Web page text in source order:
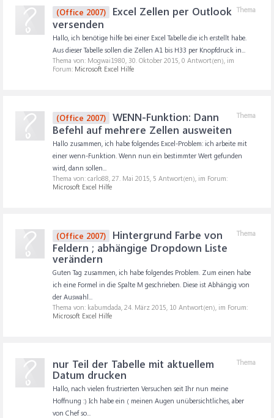
Thema
(Office 2007)
Excel Zellen per Outlook
versenden
Hallo, ich benötige hilfe bei einer Excel Tabelle die ich erstellt habe.
Aus dieser Tabelle sollen die Zellen A1 bis H33 per Knopfdruck in...
Thema von: Mogwai1980, 30. Oktober 2015, 0 Antwort(en), im
Forum: Microsoft Excel Hilfe
Thema
(Office 2007)
WENN-Funktion: Dann
Befehl auf mehrere Zellen ausweiten
Hallo zusammen, ich habe folgendes Excel-Problem: ich arbeite mit
einer wenn-Funktion. Wenn nun ein bestimmter Wert gefunden
wird, dann sollen...
Thema von: carlo88, 27. Mai 2015, 5 Antwort(en), im Forum:
Microsoft Excel Hilfe
Thema
(Office 2007)
Hintergrund Farbe von
Feldern ; abhängige Dropdown Liste
verändern
Guten Tag zusammen, ich habe folgendes Problem. Zum einen habe
ich eine Formel in die Spalte M geschrieben. Diese ist Abhängig von
der Auswahl...
Thema von: kabumdada, 24. März 2015, 10 Antwort(en), im Forum:
Microsoft Excel Hilfe
Thema
nur Teil der Tabelle mit aktuellem
Datum drucken
Hallo, nach vielen frustrierten Versuchen seit Ihr nun meine
Hoffnung :) Ich habe ein ( meinen Augen unübersichtliches, aber
von Chef so...